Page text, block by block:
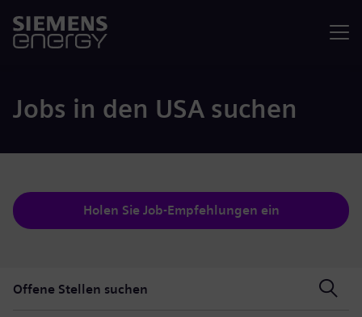
Jobs in den USA suchen
Holen Sie Job-Empfehlungen ein
Offene Stellen suchen